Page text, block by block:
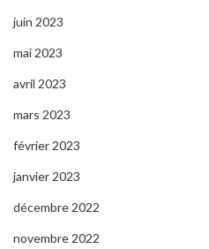
juin 2023
mai 2023
avril 2023
mars 2023
février 2023
janvier 2023
décembre 2022
novembre 2022